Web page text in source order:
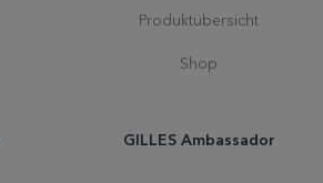
Produktübersicht
Shop
GILLES Ambassador